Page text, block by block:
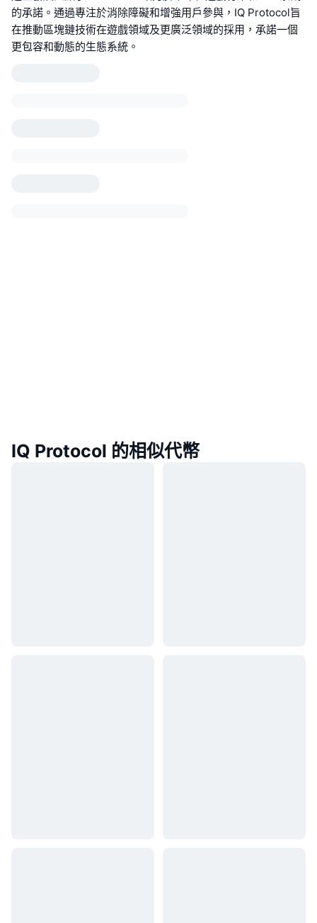
的承諾。通過專注於消除障礙和增強用戶參與，IQ Protocol旨
在推動區塊鏈技術在遊戲領域及更廣泛領域的採用，承諾一個
更包容和動態的生態系統。
IQ Protocol 的相似代幣